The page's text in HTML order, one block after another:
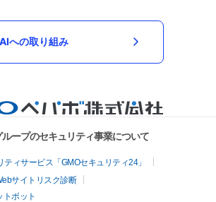
AIへの取り組み
ープのセキュリティ事業について
ィサービス「GMOセキュリティ24」
サイトリスク診断
ボット